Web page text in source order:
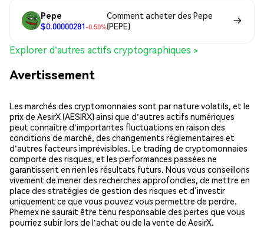
Pepe
$0.00000281-0.50%
Comment acheter des Pepe
(PEPE)
Explorer d'autres actifs cryptographiques >
Avertissement
Les marchés des cryptomonnaies sont par nature volatils, et le
prix de AesirX (AESIRX) ainsi que d'autres actifs numériques
peut connaître d'importantes fluctuations en raison des
conditions de marché, des changements réglementaires et
d'autres facteurs imprévisibles. Le trading de cryptomonnaies
comporte des risques, et les performances passées ne
garantissent en rien les résultats futurs. Nous vous conseillons
vivement de mener des recherches approfondies, de mettre en
place des stratégies de gestion des risques et d’investir
uniquement ce que vous pouvez vous permettre de perdre.
Phemex ne saurait être tenu responsable des pertes que vous
pourriez subir lors de l'achat ou de la vente de AesirX.